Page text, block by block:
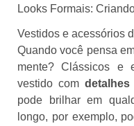
Looks Formais:
Vestidos e acessórios
Quando você pensa
mente? Clássicos e
vestido com
pode brilhar em
longo, por exemplo,